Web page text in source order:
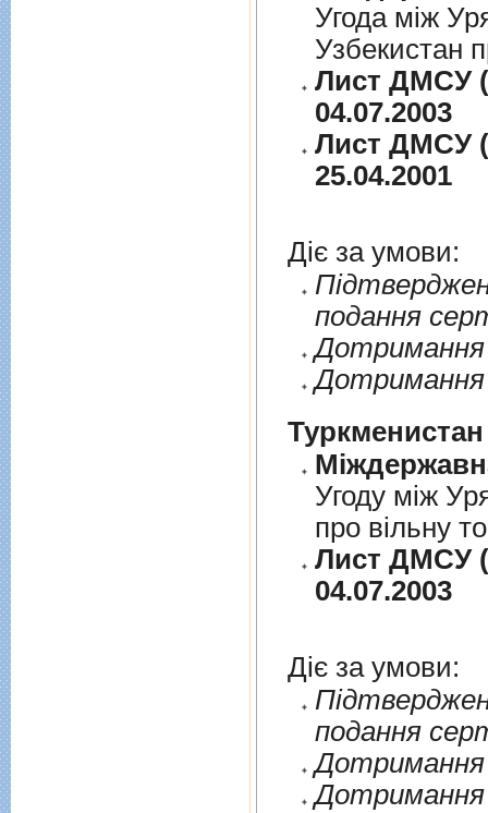
Угода між
Узбекистан
Лист ДМСУ
04.07.2003
Лист ДМСУ
25.04.2001
Діє за умови:
подання
Дотримання
Дотримання
Туркменистан
Угоду між
про вільну
Лист ДМСУ
04.07.2003
Діє за умови:
подання
Дотримання
Дотримання